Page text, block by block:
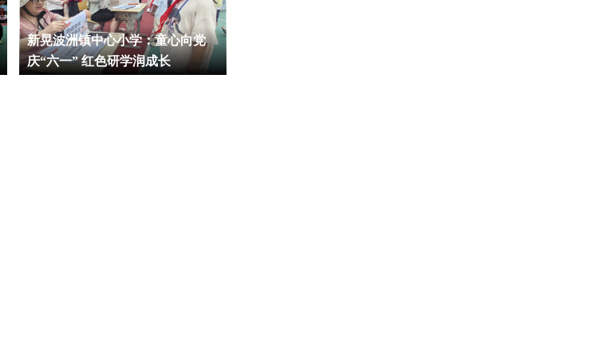
新晃波洲镇中心小学：童心向党
庆“六一” 红色研学润成长